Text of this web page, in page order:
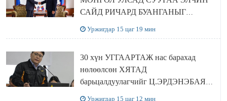
САЙД РИЧАРД БУАНГАНЫГ
Уржигдар 15 цаг 19 мин
30 хүн УГГААРТАЖ нас барахад
нөлөөлсөн ХЯТАД
барьцалдуулагчийг Ц.ЭРДЭНЭБАЯР
Уржигдар 15 цаг 12 мин